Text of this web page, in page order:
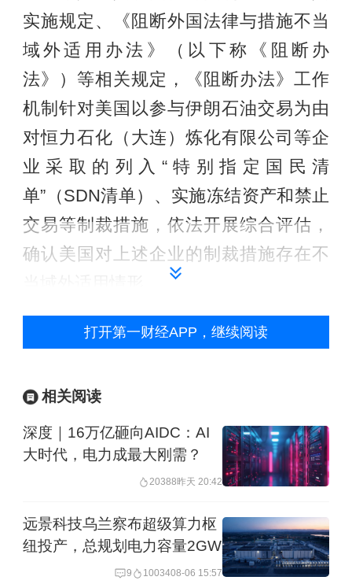
实施规定、《阻断外国法律与措施不当
域外适用办法》（以下称《阻断办
法》）等相关规定，《阻断办法》工作
机制针对美国以参与伊朗石油交易为由
对恒力石化（大连）炼化有限公司等企
业采取的列入“特别指定国民清
单”（SDN清单）、实施冻结资产和禁止
交易等制裁措施，依法开展综合评估，
确认美国对上述企业的制裁措施存在不
为维护国家主权、安全、发展利益，保
益，商务部根据《阻断办法》第二条、
决定，发布禁令如下：不得承认、不得
执行、不得遵守美国依据第13902号行政
朗石油交易为由，对恒力石化（大连）
炼化有限公司、山东寿光鲁清石化有限
打开第一财经APP，继续阅读
相关阅读
深度｜16万亿砸向AIDC：AI
大时代，电力成最大刚需？
20388昨天 20:42
远景科技乌兰察布超级算力枢
纽投产，总规划电力容量2GW
9 1003408-06 15:57